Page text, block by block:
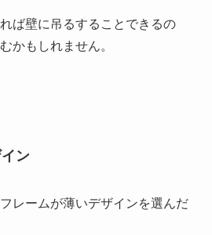
ば壁に吊るすることできるの
かもしれません。
ン
レームが薄いデザインを選んだ